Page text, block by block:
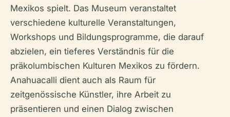
Mexikos spielt. Das Museum veranstaltet
verschiedene kulturelle Veranstaltungen,
Workshops und Bildungsprogramme, die darauf
abzielen, ein tieferes Verständnis für die
präkolumbischen Kulturen Mexikos zu fördern.
Anahuacalli dient auch als Raum für
zeitgenössische Künstler, ihre Arbeit zu
präsentieren und einen Dialog zwischen